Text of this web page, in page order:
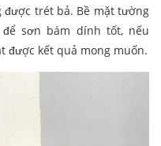
trét bả. Bề mặt tường
sơn bám dính tốt, nếu
được kết quả mong muốn.